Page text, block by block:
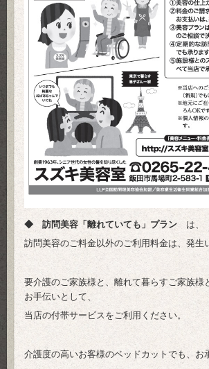
◆ 訪問美容「離れていても」プラン は、
訪問美容のご料金以外のご利用料金は、発生
要介護のご家族様と、離れて暮らすご家族
お手伝いとして、
当店の付帯サービスをご利用ください。
介護度の高いお客様のベッドカットでも、お